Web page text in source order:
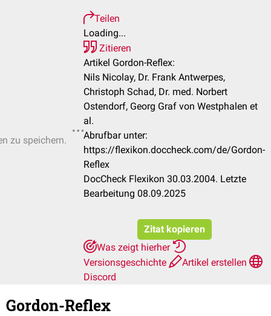
zu speichern.
Teilen
Loading...
Zitieren
Artikel Gordon-Reflex:
Nils Nicolay, Dr. Frank Antwerpes,
Christoph Schad, Dr. med. Norbert
Ostendorf, Georg Graf von Westphalen et
al.
Abrufbar unter:
https://flexikon.doccheck.com/de/Gordon-
Reflex
DocCheck Flexikon 30.03.2004. Letzte
Bearbeitung 08.09.2025
Zitat kopieren
Was zeigt hierher
Versionsgeschichte
Artikel erstellen
Discord
Gordon-Reflex